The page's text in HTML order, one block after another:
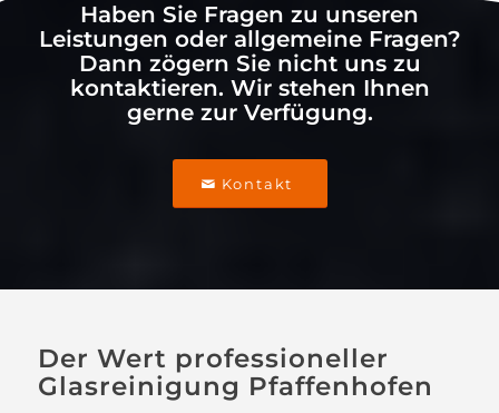
Haben Sie Fragen zu unseren
Leistungen oder allgemeine Fragen?
Dann zögern Sie nicht uns zu
kontaktieren. Wir stehen Ihnen
gerne zur Verfügung.
Kontakt
Der Wert professioneller
Glasreinigung Pfaffenhofen